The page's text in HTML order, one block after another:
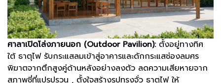
ศาลาเปิดโล่งภายนอก (Outdoor Pavilion):ตั้งอยู่ทางทิศ
ใต้ ธาตุไฟ รับกระแสลมเข้าสู่อาคารและดักกระแสช่องลมศร
พิฆาตจากตึกสูงคู่ด้านหลังอย่างลงตัว ลดความเสียหายจาก
สภาพชี่ที่แปรปรวน , ตั้งใจสร้างรูปทรงจั่ว ธาตุไฟ ให้